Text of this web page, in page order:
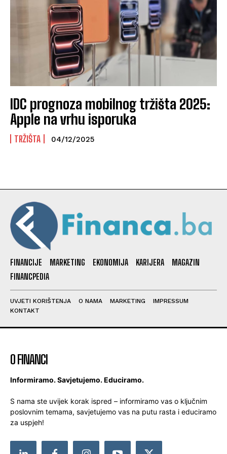
IDC prognoza mobilnog tržišta 2025:
Apple na vrhu isporuka
TRŽIŠTA 04/12/2025
FINANCIJE MARKETING EKONOMIJA KARIJERA
MAGAZIN
FINANCPEDIA
UVJETI KORIŠTENJA O NAMA MARKETING
IMPRESSUM
KONTAKT
O FINANCI
Informiramo. Savjetujemo. Educiramo.
S nama ste uvijek korak ispred – informiramo vas o ključnim
poslovnim temama, savjetujemo vas na putu rasta i educiramo
za uspjeh!